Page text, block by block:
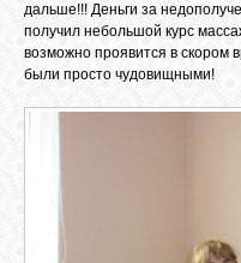
VK
TWITTER
дальше!!! Деньги за
получил небольшой курс
возможно проявится в скором
были просто чудовищными!